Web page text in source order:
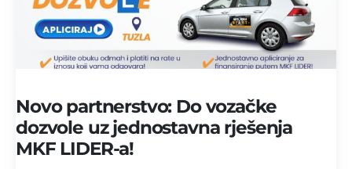
Novo partnerstvo: Do vozačke
dozvole uz jednostavna rješenja
MKF LIDER-a!